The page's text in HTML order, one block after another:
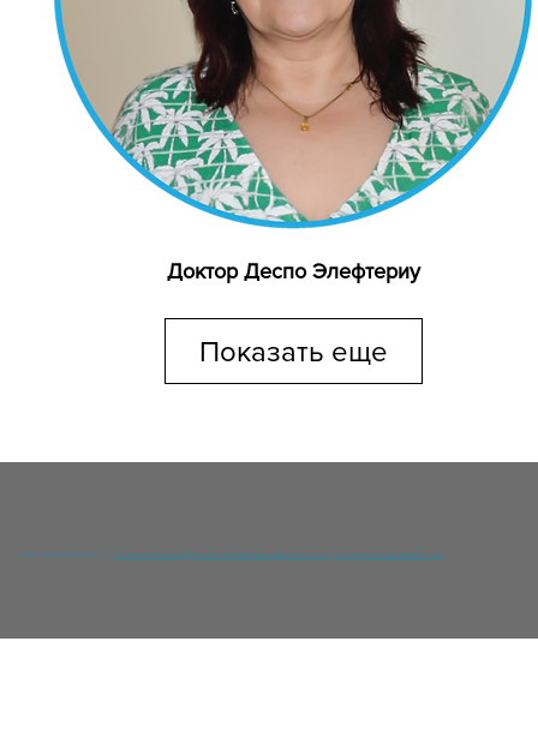
Доктор Деспо Элефтериу
Показать еще
© 2024 YGIA Polyclinic Public Co Ltd / Отказ от ответственности Политика защиты данных и конфиденциальности Разработано командой DNA Web Team